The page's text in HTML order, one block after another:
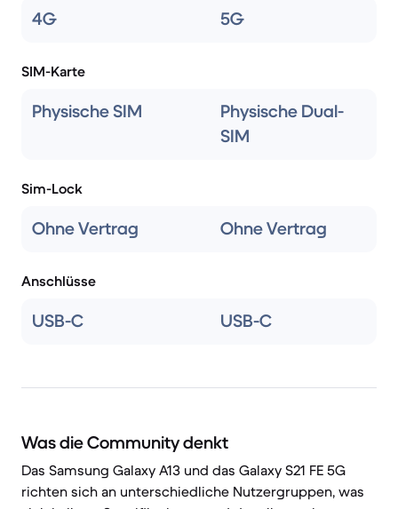
4G 5G
SIM-Karte
Physische SIM
Physische Dual-
SIM
Sim-Lock
Ohne Vertrag Ohne Vertrag
Anschlüsse
USB-C USB-C
Was die Community denkt
Das Samsung Galaxy A13 und das Galaxy S21 FE 5G
richten sich an unterschiedliche Nutzergruppen, was